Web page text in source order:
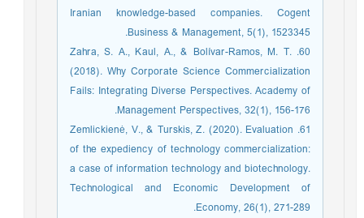
Iranian knowledge-based companies. Cogent
Business & Management, 5(1), 1523345.‏
60. Zahra, S. A., Kaul, A., & Bolívar-Ramos, M. T.
(2018). Why Corporate Science Commercialization
Fails: Integrating Diverse Perspectives. Academy of
Management Perspectives, 32(1), 156-176.
61. Zemlickienė, V., & Turskis, Z. (2020). Evaluation
of the expediency of technology commercialization:
a case of information technology and biotechnology.
Technological and Economic Development of
Economy, 26(1), 271-289.‏